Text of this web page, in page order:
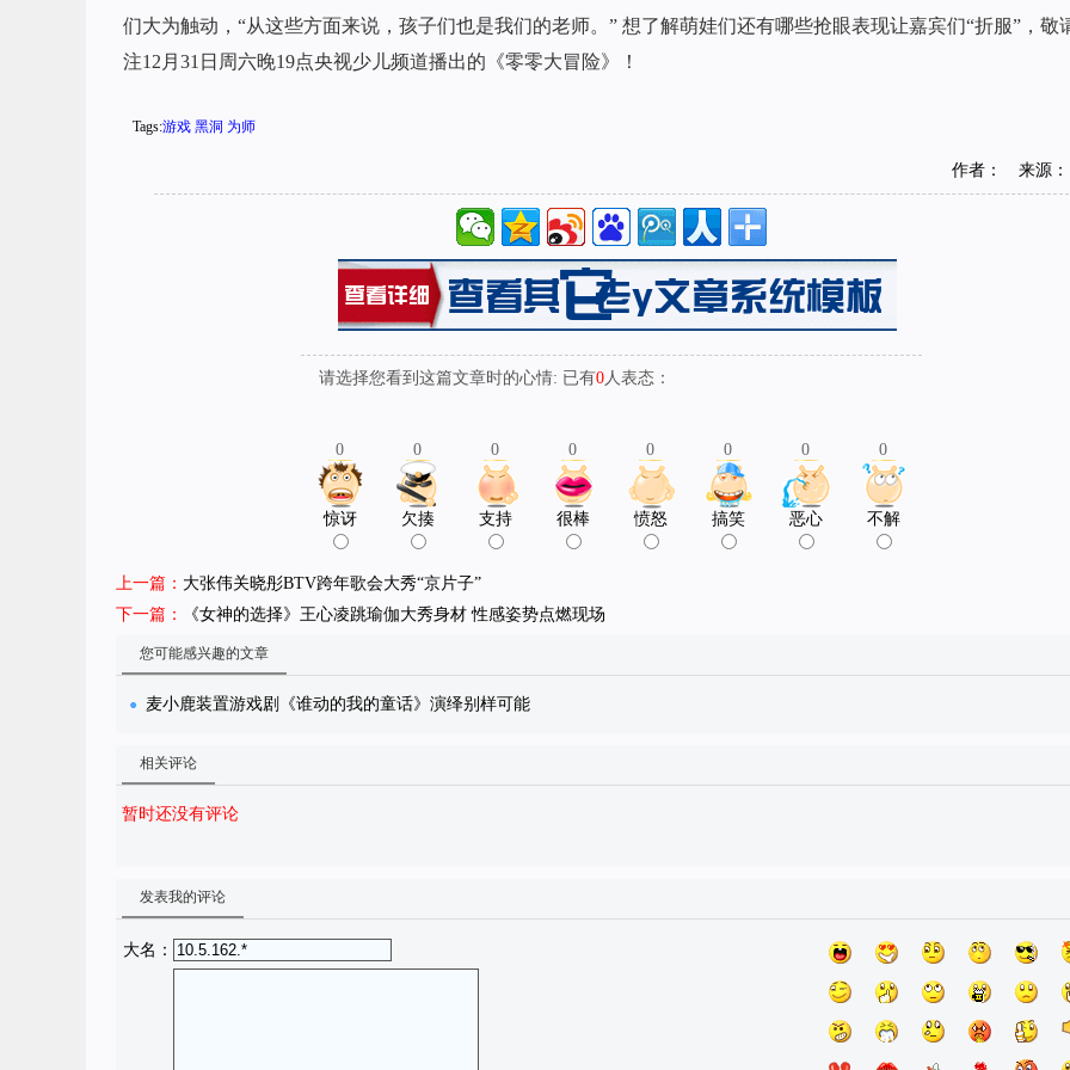
们大为触动，“从这些方面来说，孩子们也是我们的老师。” 想了解萌娃们还有哪些抢眼表现让嘉宾们“折服”，敬
注12月31日周六晚19点央视少儿频道播出的《零零大冒险》！
Tags:游戏 黑洞 为师
作者： 来源：
请选择您看到这篇文章时的心情: 已有0 人表态：
0 0 0 0 0 0 0 0
惊讶 欠揍 支持 很棒 愤怒 搞笑 恶心 不解
上一篇： 大张伟关晓彤BTV跨年歌会大秀“京片子”
下一篇：
《女神的选择》王心凌跳瑜伽大秀身材 性感姿势点燃现场
您可能感兴趣的文章
麦小鹿装置游戏剧《谁动的我的童话》演绎别样可能
相关评论
暂时还没有评论
发表我的评论
大名：